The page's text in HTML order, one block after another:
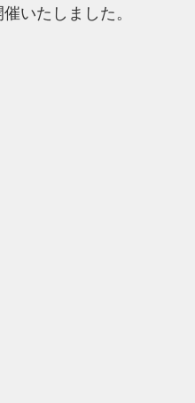
いたしました。